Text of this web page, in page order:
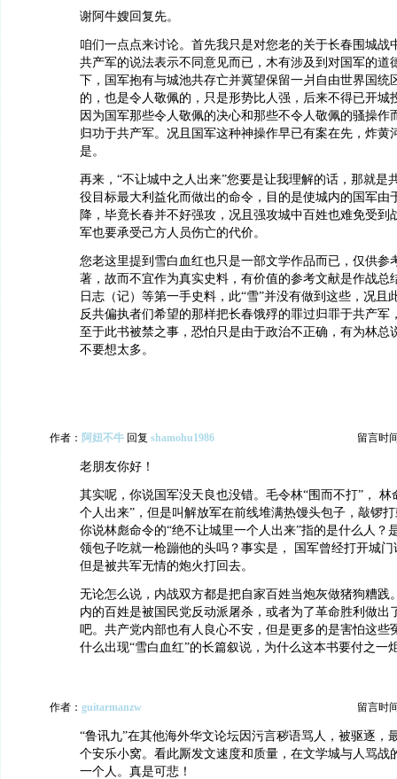
谢阿牛嫂回复先。
咱们一点点来讨论。首先我只是对您老的关于长春围城战
共产军的说法表示不同意见而已，木有涉及到对国军的道
下，国军抱有与城池共存亡并冀望保留一爿自由世界国统
的，也是令人敬佩的，只是形势比人强，后来不得已开城
因为国军那些令人敬佩的决心和那些不令人敬佩的骚操作
归功于共产军。况且国军这种神操作早已有案在先，炸黄
是。
再来，“不让城中之人出来”您要是让我理解的话，那就是
役目标最大利益化而做出的命令，目的是使城内的国军由
降，毕竟长春并不好强攻，况且强攻城中百姓也难免受到
军也要承受己方人员伤亡的代价。
您老这里提到雪白血红也只是一部文学作品而已，仅供参
著，故而不宜作为真实史料，有价值的参考文献是作战总
日志（记）等第一手史料，此“雪”并没有做到这些，况且
反共偏执者们希望的那样把长春饿殍的罪过归罪于共产军
至于此书被禁之事，恐怕只是由于政治不正确，有为林总
不要想太多。
作者： 阿妞不牛 回复 shamohu1986 留言时
老朋友你好！
其实呢，你说国军没天良也没错。毛令林“围而不打”， 林
个人出来”，但是叫解放军在前线堆满热馒头包子，敲锣
你说林彪命令的“绝不让城里一个人出来”指的是什么人？
领包子吃就一枪蹦他的头吗？事实是， 国军曾经打开城
但是被共军无情的炮火打回去。
无论怎么说，内战双方都是把自家百姓当炮灰做猪狗糟践
内的百姓是被国民党反动派屠杀，或者为了革命胜利做出
吧。共产党内部也有人良心不安，但是更多的是害怕这些
什么出现“雪白血红”的长篇叙说，为什么这本书要付之一
作者： guitarmanzw 留言时
“鲁讯九”在其他海外华文论坛因污言秽语骂人，被驱逐，
个安乐小窝。看此厮发文速度和质量，在文学城与人骂战
一个人。真是可悲！